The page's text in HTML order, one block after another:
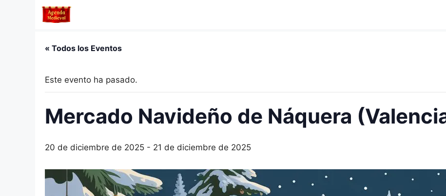
« Todos los Eventos
Este evento ha pasado.
Mercado Navideño de Náquera
20 de diciembre de 2025 - 21 de diciembre de 2025